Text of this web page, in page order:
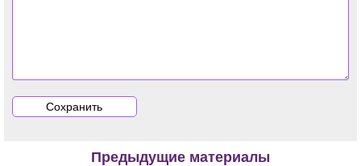
Предыдущие материалы